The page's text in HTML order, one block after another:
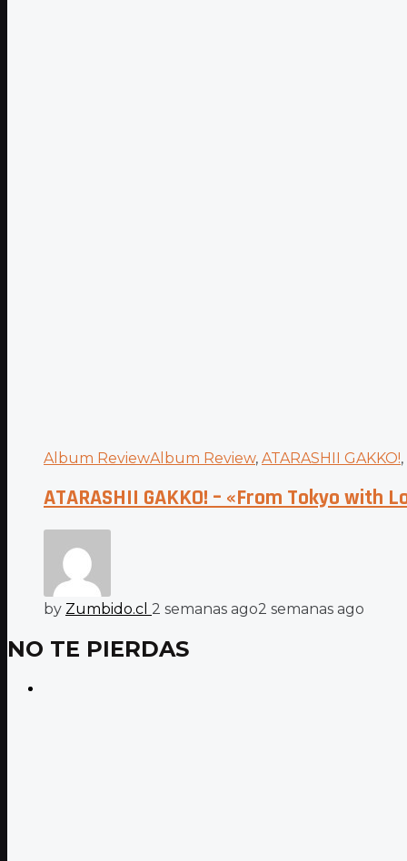
Album ReviewAlbum Review, ATARASHII GAKKO!,
ATARASHII GAKKO! – «From Tokyo with
by Zumbido.cl 2 semanas ago2 semanas ago
NO TE PIERDAS